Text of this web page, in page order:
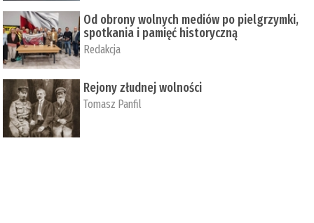
Od obrony wolnych mediów po pielgrzymki,
spotkania i pamięć historyczną
Redakcja
Rejony złudnej wolności
Tomasz Panfil